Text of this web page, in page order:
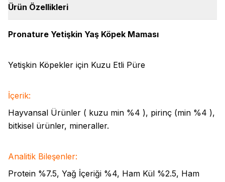
Ürün Özellikleri
Pronature Yetişkin Yaş Köpek Maması
Yetişkin Köpekler için Kuzu Etli Püre
İçerik:
Hayvansal Ürünler ( kuzu min %4 ), pirinç (min %4 ),
bitkisel ürünler, mineraller.
Analitik Bileşenler:
Protein %7.5, Yağ İçeriği %4, Ham Kül %2.5, Ham